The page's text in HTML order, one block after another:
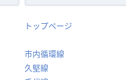
トップページ
市内循環線
久堅線